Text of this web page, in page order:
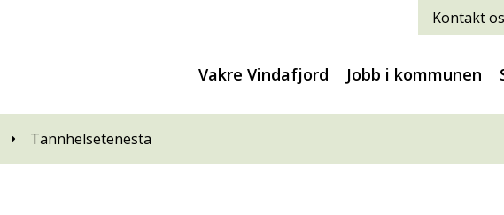
Kontakt
Vakre Vindafjord Jobb i kommunen
Tannhelsetenesta